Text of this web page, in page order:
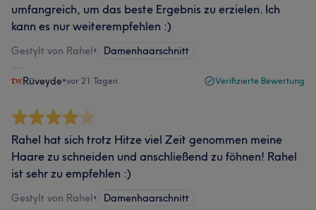
umfangreich, um das beste Ergebnis zu erzielen. Ich
kann es nur weiterempfehlen :)
Gestylt von Rahel• Damenhaarschnitt
Rüveyde•vor 21 Tagen Verifizierte Bewertung
Rahel hat sich trotz Hitze viel Zeit genommen meine
Haare zu schneiden und anschließend zu föhnen! Rahel
ist sehr zu empfehlen :)
Gestylt von Rahel• Damenhaarschnitt